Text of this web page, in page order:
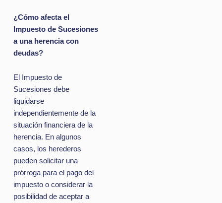
¿Cómo afecta el
Impuesto de Sucesiones
a una herencia con
deudas?
El Impuesto de
Sucesiones debe
liquidarse
independientemente de la
situación financiera de la
herencia. En algunos
casos, los herederos
pueden solicitar una
prórroga para el pago del
impuesto o considerar la
posibilidad de aceptar a